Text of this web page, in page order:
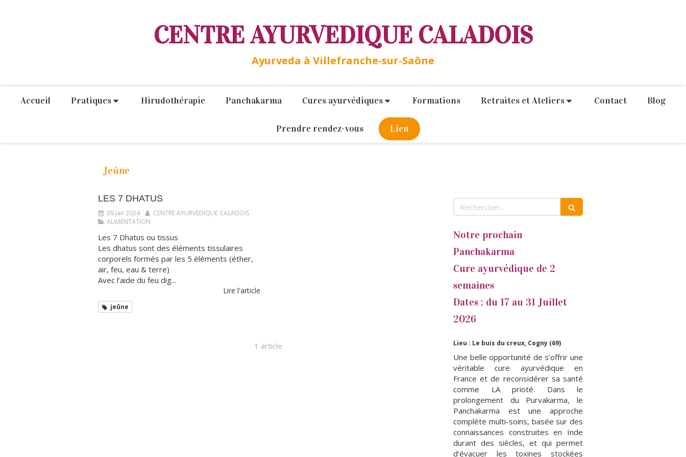
CENTRE AYURVEDIQUE CALADOIS
Ayurveda à Villefranche-sur-Saône
Accueil Pratiques Hirudothérapie Panchakarma Cures ayurvédiques Formations Retraites et Ateliers Contact Blog
Prendre rendez-vous Lien
Jeûne
LES 7 DHATUS
09 Jan 2024
CENTRE AYURVEDIQUE CALADOIS
ALIMENTATION
Les 7 Dhatus ou tissus
Les dhatus sont des éléments tissulaires
corporels formés par les 5 éléments (éther,
air, feu, eau & terre)
Avec l’aide du feu dig...
Lire l'article
jeûne
1 article
Rechercher
Notre prochain
Panchakarma
Cure ayurvédique de 2
semaines
Dates : du 17 au 31 Juillet
2026
Lieu : Le buis du creux, Cogny (69)
Une belle opportunité de s’offrir une
véritable cure ayurvédique en
France et de reconsidérer sa santé
comme LA prioté. Dans le
prolongement du Purvakarma, le
Panchakarma est une approche
complète multi-soins, basée sur des
connaissances construites en Inde
durant des siècles, et qui permet
d’évacuer les toxines stockées